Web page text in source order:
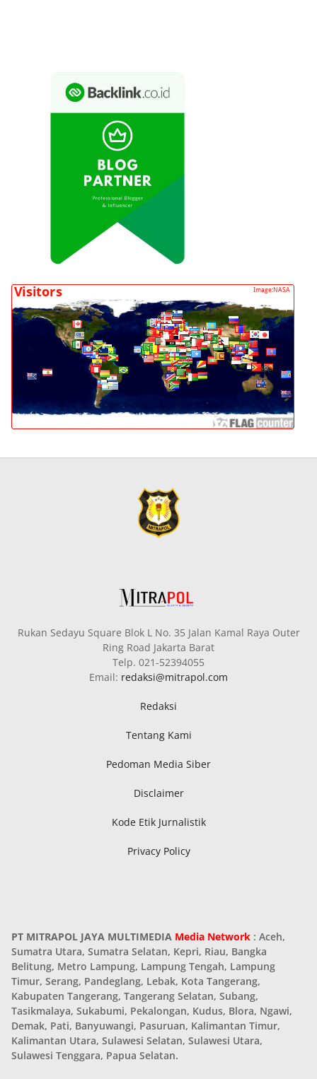
Rukan Sedayu Square Blok L No. 35 Jalan Kamal Raya Outer
Ring Road Jakarta Barat
Telp. 021-52394055
Email: redaksi@mitrapol.com
Redaksi
Tentang Kami
Pedoman Media Siber
Disclaimer
Kode Etik Jurnalistik
Privacy Policy
PT MITRAPOL JAYA MULTIMEDIA Media Network : Aceh,
Sumatra Utara, Sumatra Selatan, Kepri, Riau, Bangka
Belitung, Metro Lampung, Lampung Tengah, Lampung
Timur, Serang, Pandeglang, Lebak, Kota Tangerang,
Kabupaten Tangerang, Tangerang Selatan, Subang,
Tasikmalaya, Sukabumi, Pekalongan, Kudus, Blora, Ngawi,
Demak, Pati, Banyuwangi, Pasuruan, Kalimantan Timur,
Kalimantan Utara, Sulawesi Selatan, Sulawesi Utara,
Sulawesi Tenggara, Papua Selatan.